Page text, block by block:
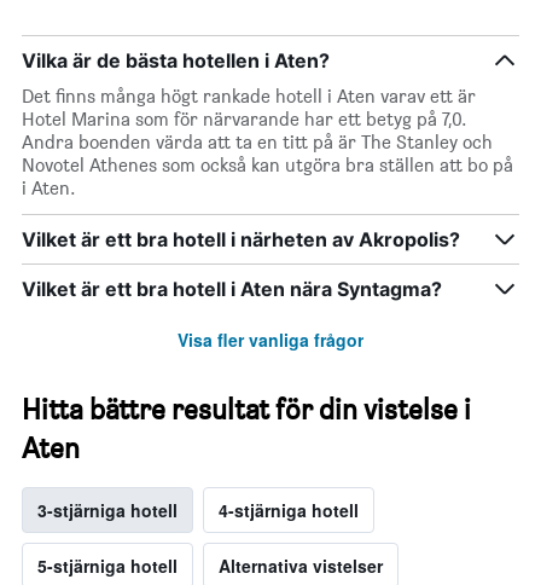
Vilka är de bästa hotellen i Aten?
Det finns många högt rankade hotell i Aten varav ett är
Hotel Marina som för närvarande har ett betyg på 7,0.
Andra boenden värda att ta en titt på är The Stanley och
Novotel Athenes som också kan utgöra bra ställen att bo på
i Aten.
Vilket är ett bra hotell i närheten av Akropolis?
Vilket är ett bra hotell i Aten nära Syntagma?
Visa fler vanliga frågor
Hitta bättre resultat för din vistelse i
Aten
3-stjärniga hotell 4-stjärniga hotell
5-stjärniga hotell Alternativa vistelser